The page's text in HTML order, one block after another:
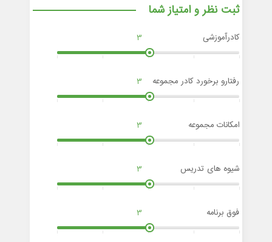
ثبت نظر و امتیاز شما
کادرآموزشی 3
رفتارو برخورد کادر مجموعه 3
امکانات مجموعه 3
شیوه های تدریس 3
فوق برنامه 3